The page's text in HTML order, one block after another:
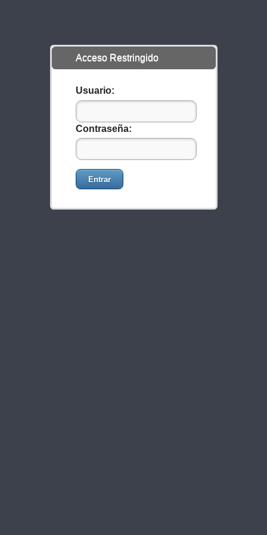
Acceso Restringido
Usuario:
Contraseña:
Entrar